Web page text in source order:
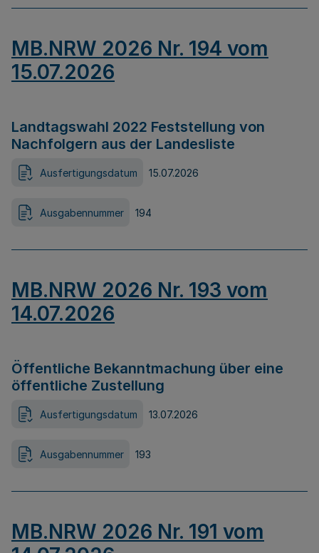
MB.NRW 2026 Nr. 194 vom
15.07.2026
Landtagswahl 2022 Feststellung von
Nachfolgern aus der Landesliste
Ausfertigungsdatum 15.07.2026
Ausgabennummer 194
MB.NRW 2026 Nr. 193 vom
14.07.2026
Öffentliche Bekanntmachung über eine
öffentliche Zustellung
Ausfertigungsdatum 13.07.2026
Ausgabennummer 193
MB.NRW 2026 Nr. 191 vom